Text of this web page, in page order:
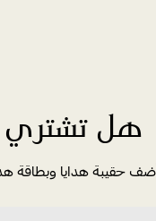
هل
حقيبة هدايا وبطاقة